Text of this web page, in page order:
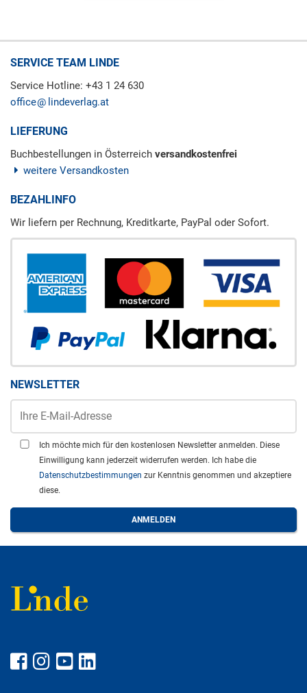
SERVICE TEAM LINDE
Service Hotline: +43 1 24 630
office
lindeverlag.at
LIEFERUNG
Buchbestellungen in Österreich versandkostenfrei
weitere Versandkosten
BEZAHLINFO
Wir liefern per Rechnung, Kreditkarte, PayPal oder Sofort.
NEWSLETTER
Ich möchte mich für den kostenlosen Newsletter anmelden. Diese
Einwilligung kann jederzeit widerrufen werden. Ich habe die
Datenschutzbestimmungen zur Kenntnis genommen und akzeptiere
diese.